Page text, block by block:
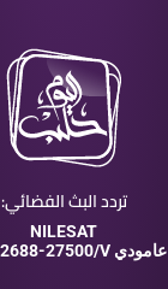
تردد البث الفضائي:
NILESAT
12688-27500/V عامودي